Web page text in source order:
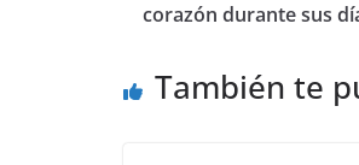
corazón durante sus
También te